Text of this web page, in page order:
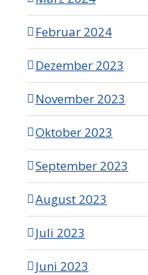
Februar 2024
Dezember 2023
November 2023
Oktober 2023
September 2023
August 2023
Juli 2023
Juni 2023